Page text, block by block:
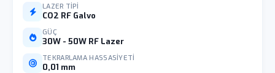
LAZER TIPI
CO2 RF Galvo
GÜÇ
30W - 50W RF Lazer
TEKRARLAMA HASSASIYETI
0,01 mm